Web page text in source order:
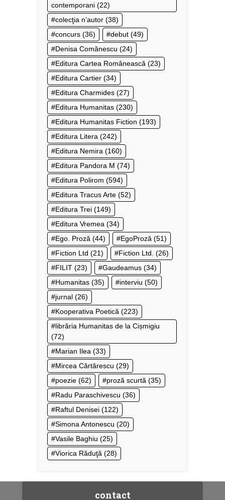
contemporani (22)
colecţia n’autor (38)
concurs (36) debut (49)
Denisa Comănescu (24)
Editura Cartea Românească (23)
Editura Cartier (34)
Editura Charmides (27)
Editura Humanitas (230)
Editura Humanitas Fiction (193)
Editura Litera (242)
Editura Nemira (160)
Editura Pandora M (74)
Editura Polirom (594)
Editura Tracus Arte (52)
Editura Trei (149)
Editura Vremea (34)
Ego. Proză (44) EgoProză (51)
Fiction Ltd (21) Fiction Ltd. (26)
FILIT (23) Gaudeamus (34)
Humanitas (35) interviu (50)
jurnal (26)
Kooperativa Poetică (223)
librăria Humanitas de la Cișmigiu
(72)
Marian Ilea (33)
Mircea Cărtărescu (29)
poezie (62) proză scurtă (35)
Radu Paraschivescu (36)
Raftul Denisei (122)
Simona Antonescu (20)
Vasile Baghiu (25)
Viorica Răduţă (28)
contact